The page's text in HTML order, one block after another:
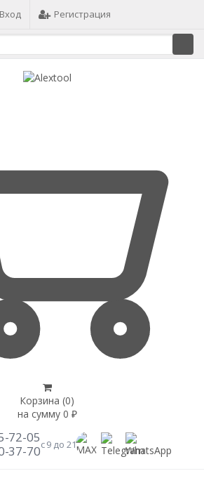
Вход Регистрация
Корзина (0)
на сумму 0 ₽
72-05
37-70с 9 до 21